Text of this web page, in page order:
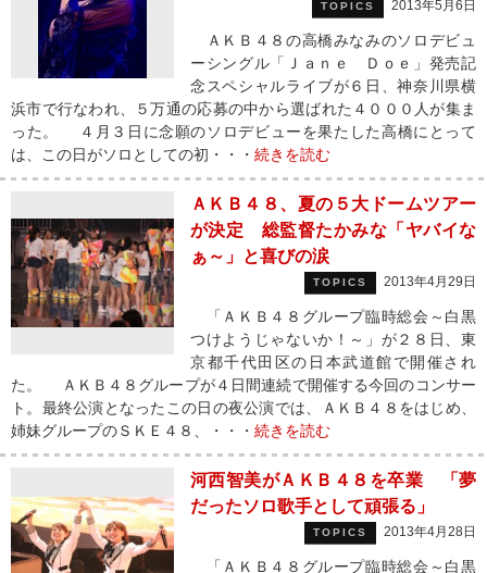
TOPICS 2013年5月6日
ＡＫＢ４８の高橋みなみのソロデビュ
ーシングル「Ｊａｎｅ Ｄｏｅ」発売記
念スペシャルライブが６日、神奈川県横
浜市で行なわれ、５万通の応募の中から選ばれた４０００人が集ま
った。 ４月３日に念願のソロデビューを果たした高橋にとって
は、この日がソロとしての初・・・ 続きを読む
ＡＫＢ４８、夏の５大ドームツアー
が決定 総監督たかみな「ヤバイな
ぁ～」と喜びの涙
TOPICS 2013年4月29日
「ＡＫＢ４８グループ臨時総会～白黒
つけようじゃないか！～」が２８日、東
京都千代田区の日本武道館で開催され
た。 ＡＫＢ４８グループが４日間連続で開催する今回のコンサー
ト。最終公演となったこの日の夜公演では、ＡＫＢ４８をはじめ、
姉妹グループのＳＫＥ４８、・・・ 続きを読む
河西智美がＡＫＢ４８を卒業 「夢
だったソロ歌手として頑張る」
TOPICS 2013年4月28日
「ＡＫＢ４８グループ臨時総会～白黒